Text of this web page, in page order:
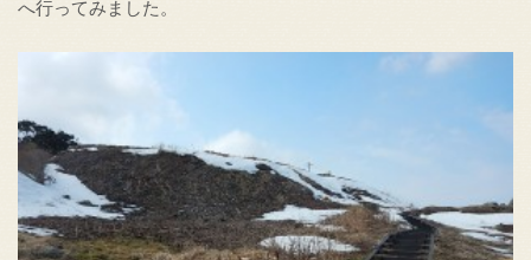
へ行ってみました。